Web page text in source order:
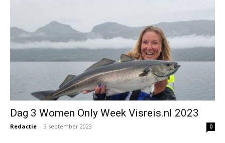
Dag 3 Women Only Week Visreis.nl 2023
Redactie - 3 september 2023 0